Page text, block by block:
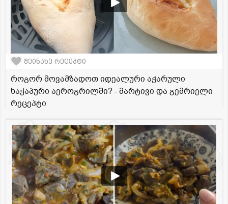
შეინახე რეცეპტი
როგორ მოვამზადოთ იდეალური აჭარული
ხაჭაპური აეროგრილში? - მარტივი და გემრიელი
რეცეპტი